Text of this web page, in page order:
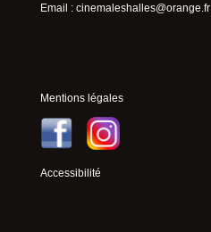
Email : cinemaleshalles@orange.fr
Mentions légales
Accessibilité